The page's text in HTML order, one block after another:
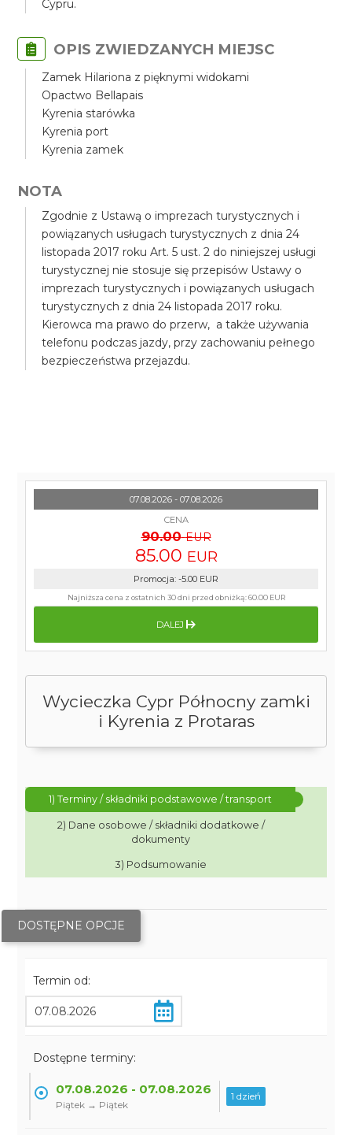
Cypru.
OPIS ZWIEDZANYCH MIEJSC
Zamek Hilariona z pięknymi widokami
Opactwo Bellapais
Kyrenia starówka
Kyrenia port
Kyrenia zamek
NOTA
Zgodnie z Ustawą o imprezach turystycznych i
powiązanych usługach turystycznych z dnia 24
listopada 2017 roku Art. 5 ust. 2 do niniejszej usługi
turystycznej nie stosuje się przepisów Ustawy o
imprezach turystycznych i powiązanych usługach
turystycznych z dnia 24 listopada 2017 roku.
Kierowca ma prawo do przerw, a także używania
telefonu podczas jazdy, przy zachowaniu pełnego
bezpieczeństwa przejazdu.
Wycieczka Cypr Północny zamki
i Kyrenia z Protaras
1) Terminy / składniki podstawowe / transport
2) Dane osobowe / składniki dodatkowe /
dokumenty
3) Podsumowanie
DOSTĘPNE OPCJE
Termin od:
Dostępne terminy:
07.08.2026 - 07.08.2026
Piątek → Piątek
1 dzień
07.08.2026 - 07.08.2026
CENA
90.00 EUR
85.00 EUR
Promocja: -5.00 EUR
Najniższa cena z ostatnich 30 dni przed obniżką:60.00 EUR
DALEJ